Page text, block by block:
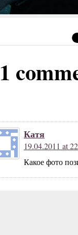
1
Катя
19.04.2011 at
Какое фото